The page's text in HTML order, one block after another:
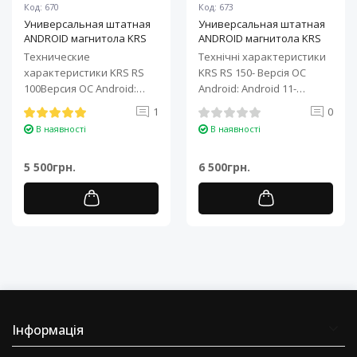
Код: 670
Универсальная штатная
ANDROID магнитола KRS
RS 100 9" 1/32 GB
Технические
характеристики KRS RS
100Версия ОС Android:
Android 11Процессор: 4-
ядерный ARM Cortex-A7..
1
В наявності
5 500грн.
Код: 673
Универсальная штатная
ANDROID магнитола KRS
RS 150 10" 2/32 GB
Технічні характеристики
KRS RS 150- Версія ОС
Android: Android 11-
Процесор: 4-ядерний ARM
Cortex-A7..
0
В наявності
6 500грн.
Інформація